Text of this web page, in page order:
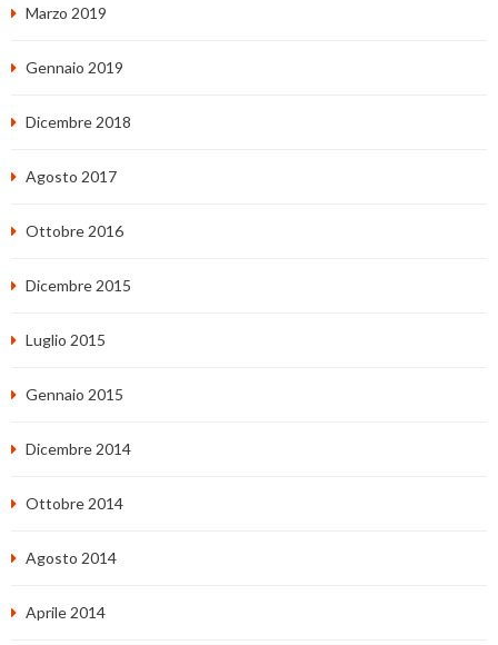
Marzo 2019
Gennaio 2019
Dicembre 2018
Agosto 2017
Ottobre 2016
Dicembre 2015
Luglio 2015
Gennaio 2015
Dicembre 2014
Ottobre 2014
Agosto 2014
Aprile 2014